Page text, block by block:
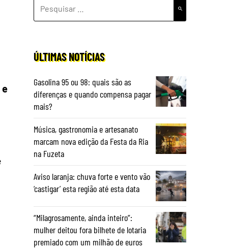
POR:
ÚLTIMAS NOTÍCIAS
Gasolina 95 ou 98: quais são as
diferenças e quando compensa pagar
mais?
Música, gastronomia e artesanato
marcam nova edição da Festa da Ria
na Fuzeta
Aviso laranja: chuva forte e vento vão
‘castigar’ esta região até esta data
“Milagrosamente, ainda inteiro”:
mulher deitou fora bilhete de lotaria
premiado com um milhão de euros